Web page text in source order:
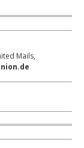
Mails,